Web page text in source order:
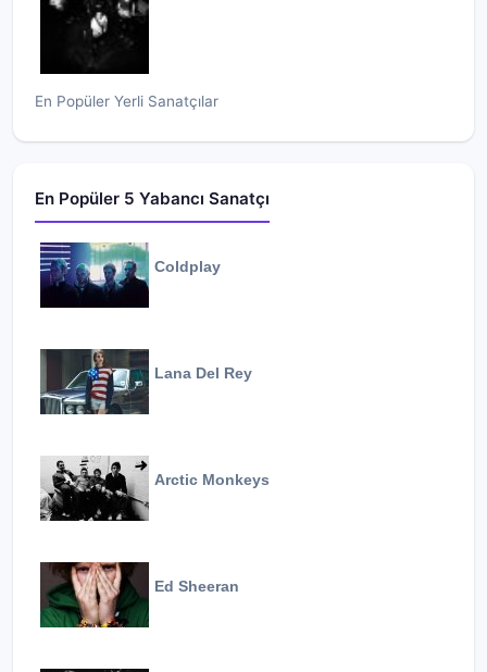
En Popüler Yerli Sanatçılar
En Popüler 5 Yabancı Sanatçı
Coldplay
Lana Del Rey
Arctic Monkeys
Ed Sheeran